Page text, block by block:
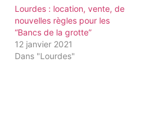
Lourdes : location, vente, de
nouvelles règles pour les
“Bancs de la grotte”
12 janvier 2021
Dans "Lourdes"